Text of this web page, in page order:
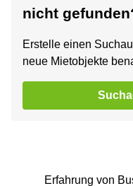
nicht
Erstelle einen
neue Mietobjekte
Erfahrung von